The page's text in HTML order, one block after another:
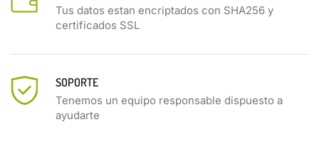
Tus datos estan encriptados con SHA256 y
certificados SSL
SOPORTE
Tenemos un equipo responsable dispuesto a
ayudarte